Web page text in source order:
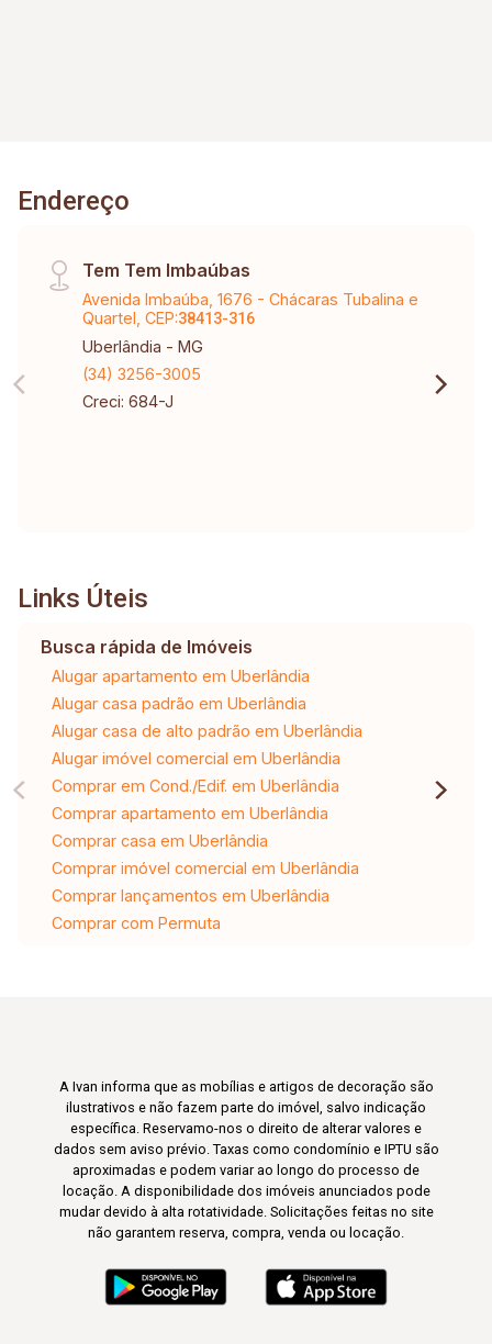
Endereço
Tem Tem Imbaúbas
Avenida Imbaúba, 1676 - Chácaras Tubalina e
Quartel, CEP:38413-316
Uberlândia - MG
(34) 3256-3005
Creci: 684-J
Links Úteis
Busca rápida de Imóveis
Alugar apartamento em Uberlândia
Alugar casa padrão em Uberlândia
Alugar casa de alto padrão em Uberlândia
Alugar imóvel comercial em Uberlândia
Comprar em Cond./Edif. em Uberlândia
Comprar apartamento em Uberlândia
Comprar casa em Uberlândia
Comprar imóvel comercial em Uberlândia
Comprar lançamentos em Uberlândia
Comprar com Permuta
A Ivan informa que as mobílias e artigos de decoração são
ilustrativos e não fazem parte do imóvel, salvo indicação
específica. Reservamo-nos o direito de alterar valores e
dados sem aviso prévio. Taxas como condomínio e IPTU são
aproximadas e podem variar ao longo do processo de
locação. A disponibilidade dos imóveis anunciados pode
mudar devido à alta rotatividade. Solicitações feitas no site
não garantem reserva, compra, venda ou locação.